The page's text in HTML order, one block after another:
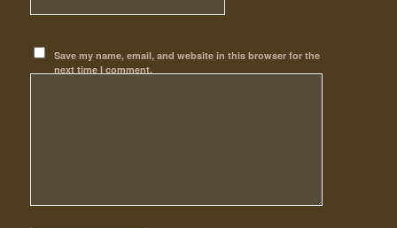
Save my name, email, and website in this browser for the
next time I comment.